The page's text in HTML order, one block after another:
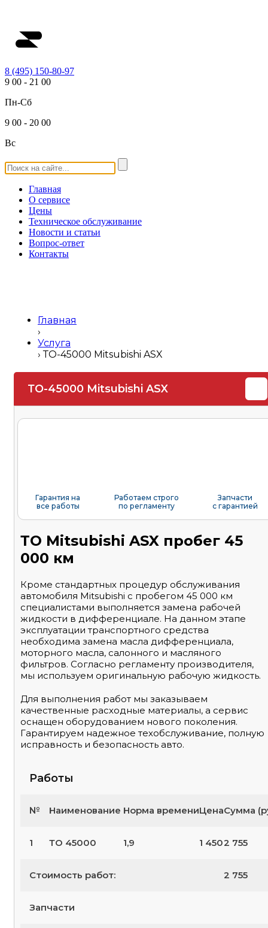
8 (495) 150-80-97
9 00 - 21 00
Пн-Сб
9 00 - 20 00
Вс
Главная
О сервисе
Цены
Техническое обслуживание
Новости и статьи
Вопрос-ответ
Контакты
Главная
›
Услуга
›ТО-45000 Mitsubishi ASX
ТО-45000 Mitsubishi ASX
Гарантия на
все работы
Работаем строго
по регламенту
Запчасти
с гарантией
ТО Mitsubishi ASX пробег 45
000 км
Кроме стандартных процедур обслуживания
автомобиля Mitsubishi с пробегом 45 000 км
специалистами выполняется замена рабочей
жидкости в дифференциале. На данном этапе
эксплуатации транспортного средства
необходима замена масла дифференциала,
моторного масла, салонного и масляного
фильтров. Согласно регламенту производителя,
мы используем оригинальную рабочую жидкость.
Для выполнения работ мы заказываем
качественные расходные материалы, а сервис
оснащен оборудованием нового поколения.
Гарантируем надежное техобслуживание, полную
исправность и безопасность авто.
Работы
№ Наименование Норма времениЦенаСумма
1 ТО 45000 1,9 1 4502 755
Стоимость работ: 2 755
Запчасти